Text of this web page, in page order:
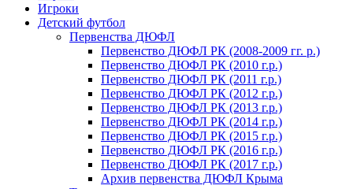
Игроки
Детский футбол
Первенства ДЮФЛ
Первенство ДЮФЛ РК (2008-2009 гг. р.)
Первенство ДЮФЛ РК (2010 г.р.)
Первенство ДЮФЛ РК (2011 г.р.)
Первенство ДЮФЛ РК (2012 г.р.)
Первенство ДЮФЛ РК (2013 г.р.)
Первенство ДЮФЛ РК (2014 г.р.)
Первенство ДЮФЛ РК (2015 г.р.)
Первенство ДЮФЛ РК (2016 г.р.)
Первенство ДЮФЛ РК (2017 г.р.)
Архив первенства ДЮФЛ Крыма